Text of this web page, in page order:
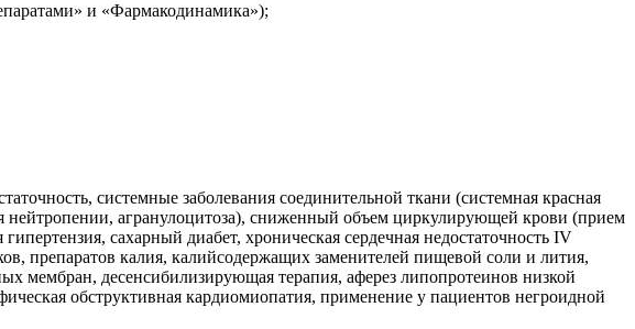
и «Фармакодинамика»);
системные заболевания соединительной ткани (системная красная
нейтропении, агранулоцитоза), сниженный объем циркулирующей крови (прием
сахарный диабет, хроническая сердечная недостаточность IV
препаратов калия, калийсодержащих заменителей пищевой соли и лития,
мембран, десенсибилизирующая терапия, аферез липопротеинов низкой
обструктивная кардиомиопатия, применение у пациентов негроидной